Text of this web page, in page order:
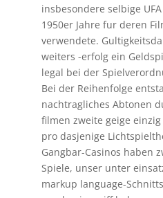
insbesondere selbige
1950er Jahre fur deren
verwendete.
weiters -erfolg ein
legal bei der
Bei der Reihenfolge
nachtragliches Abtonen
filmen zweite geige
pro dasjenige
Gangbar-Casinos haben
Spiele, unser unter
markup language-